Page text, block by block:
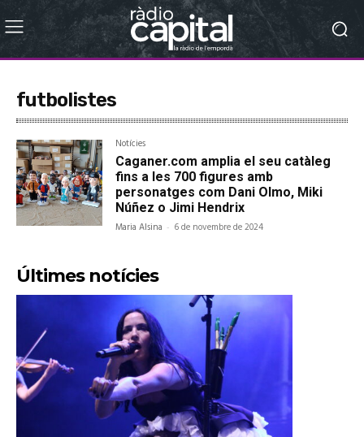
futbolistes
Notícies
Caganer.com amplia el seu catàleg
fins a les 700 figures amb
personatges com Dani Olmo, Miki
Núñez o Jimi Hendrix
Maria Alsina - 6 de novembre de 2024
Últimes notícies